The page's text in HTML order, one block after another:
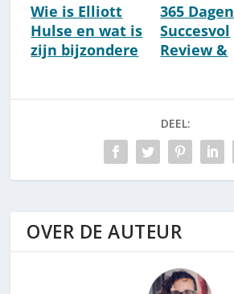
Wie is Elliott
Hulse en wat is
zijn bijzondere
365 Dagen
Succesvol
Review &
DEEL:
OVER DE AUTEUR